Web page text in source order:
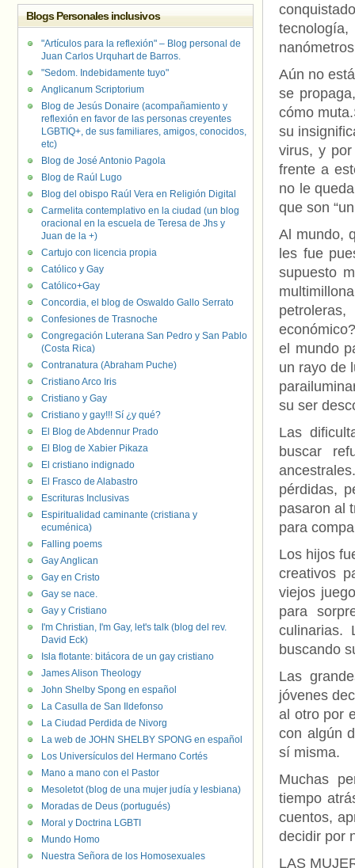
Aún no
se
cómo
su
virus, y
frente a
no le
que son
Al mundo,
les fue
supuesto
el mundo
un rayo de
su ser
Las
buscar
pérdidas,
pasaron al
para
Los hijos
creativos
viejos
para
culinarias.
buscando
Las
jóvenes
al otro por
con algún
sí misma.
Muchas
tiempo
cuentos,
decidir por
LAS
Blogs Personales inclusivos
"Artículos para la reflexión" – Blog personal de
Juan Carlos Urquhart de Barros.
"Sedom. Indebidamente tuyo"
Anglicanum Scriptorium
Blog de Jesús Donaire (acompañamiento y
reflexión en favor de las personas creyentes
LGBTIQ+, de sus familiares, amigos, conocidos,
etc)
Blog de José Antonio Pagola
Blog de Raúl Lugo
Blog del obispo Raúl Vera en Religión Digital
Carmelita contemplativo en la ciudad (un blog
oracional en la escuela de Teresa de Jhs y
Juan de la +)
Cartujo con licencia propia
Católico y Gay
Católico+Gay
Concordia, el blog de Oswaldo Gallo Serrato
Confesiones de Trasnoche
Congregación Luterana San Pedro y San Pablo
(Costa Rica)
Contranatura (Abraham Puche)
Cristiano Arco Iris
Cristiano y Gay
Cristiano y gay!!! Sí ¿y qué?
El Blog de Abdennur Prado
El Blog de Xabier Pikaza
El cristiano indignado
El Frasco de Alabastro
Escrituras Inclusivas
Espiritualidad caminante (cristiana y
ecuménica)
Falling poems
Gay Anglican
Gay en Cristo
Gay se nace.
Gay y Cristiano
I'm Christian, I'm Gay, let's talk (blog del rev.
David Eck)
Isla flotante: bitácora de un gay cristiano
James Alison Theology
John Shelby Spong en español
La Casulla de San Ildefonso
La Ciudad Perdida de Nivorg
La web de JOHN SHELBY SPONG en español
Los Universículos del Hermano Cortés
Mano a mano con el Pastor
Mesoletot (blog de una mujer judía y lesbiana)
Moradas de Deus (portugués)
Moral y Doctrina LGBTI
Mundo Homo
Nuestra Señora de los Homosexuales